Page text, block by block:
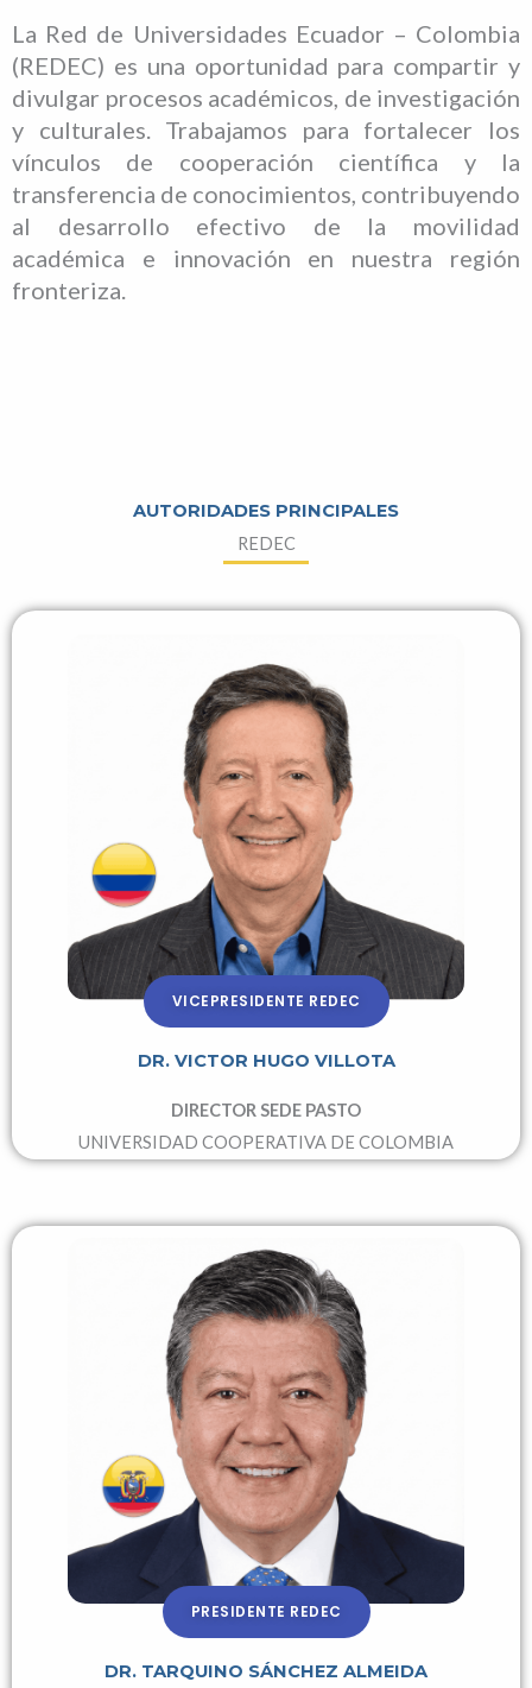
La Red de Universidades Ecuador – Colombia
(REDEC) es una oportunidad para compartir y
divulgar procesos académicos, de investigación
y culturales. Trabajamos para fortalecer los
vínculos de cooperación científica y la
transferencia de conocimientos, contribuyendo
al desarrollo efectivo de la movilidad
académica e innovación en nuestra región
fronteriza.
AUTORIDADES PRINCIPALES
REDEC
VICEPRESIDENTE REDEC
DR. VICTOR HUGO VILLOTA
DIRECTOR SEDE PASTO
UNIVERSIDAD COOPERATIVA DE COLOMBIA
PRESIDENTE REDEC
DR. TARQUINO SÁNCHEZ ALMEIDA